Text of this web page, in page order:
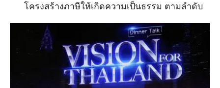
โครงสร้างภาษีให้เกิดความเป็นธรรม ตามลำดับ